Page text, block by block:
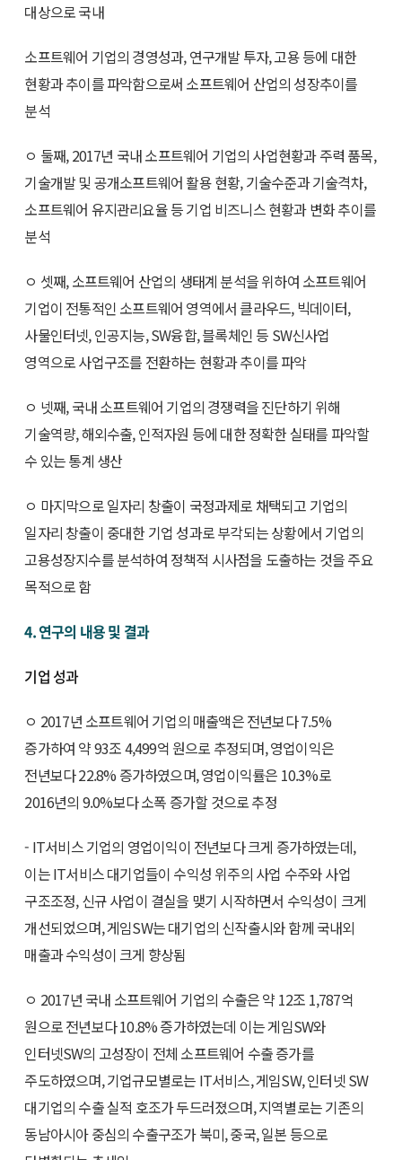
대상으로 국내
소프트웨어 기업의 경영성과, 연구개발 투자, 고용 등에 대한
현황과 추이를 파악함으로써 소프트웨어 산업의 성장추이를
분석
ㅇ 둘째, 2017년 국내 소프트웨어 기업의 사업현황과 주력 품목,
기술개발 및 공개소프트웨어 활용 현황, 기술수준과 기술격차,
소프트웨어 유지관리요율 등 기업 비즈니스 현황과 변화 추이를
분석
ㅇ 셋째, 소프트웨어 산업의 생태계 분석을 위하여 소프트웨어
기업이 전통적인 소프트웨어 영역에서 클라우드, 빅데이터,
사물인터넷, 인공지능, SW융합, 블록체인 등 SW신사업
영역으로 사업구조를 전환하는 현황과 추이를 파악
ㅇ 넷째, 국내 소프트웨어 기업의 경쟁력을 진단하기 위해
기술역량, 해외수출, 인적자원 등에 대한 정확한 실태를 파악할
수 있는 통계 생산
ㅇ 마지막으로 일자리 창출이 국정과제로 채택되고 기업의
일자리 창출이 중대한 기업 성과로 부각되는 상황에서 기업의
고용성장지수를 분석하여 정책적 시사점을 도출하는 것을 주요
목적으로 함
4. 연구의 내용 및 결과
기업 성과
ㅇ 2017년 소프트웨어 기업의 매출액은 전년보다 7.5%
증가하여 약 93조 4,499억 원으로 추정되며, 영업이익은
전년보다 22.8% 증가하였으며, 영업이익률은 10.3%로
2016년의 9.0%보다 소폭 증가할 것으로 추정
- IT서비스 기업의 영업이익이 전년보다 크게 증가하였는데,
이는 IT서비스 대기업들이 수익성 위주의 사업 수주와 사업
구조조정, 신규 사업이 결실을 맺기 시작하면서 수익성이 크게
개선되었으며, 게임SW는 대기업의 신작출시와 함께 국내외
매출과 수익성이 크게 향상됨
ㅇ 2017년 국내 소프트웨어 기업의 수출은 약 12조 1,787억
원으로 전년보다 10.8% 증가하였는데 이는 게임SW와
인터넷SW의 고성장이 전체 소프트웨어 수출 증가를
주도하였으며, 기업규모별로는 IT서비스, 게임SW, 인터넷 SW
대기업의 수출 실적 호조가 두드러졌으며, 지역별로는 기존의
동남아시아 중심의 수출구조가 북미, 중국, 일본 등으로